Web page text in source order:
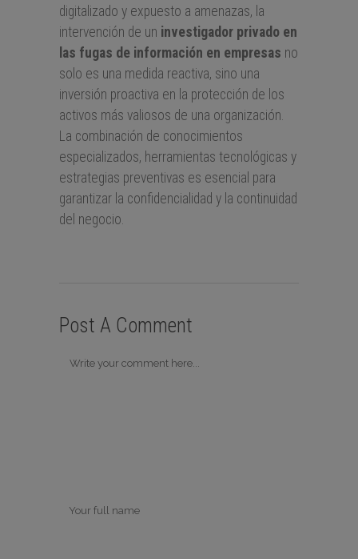
digitalizado y expuesto a amenazas, la
intervención de un investigador privado en
las fugas de información en empresas no
solo es una medida reactiva, sino una
inversión proactiva en la protección de los
activos más valiosos de una organización.
La combinación de conocimientos
especializados, herramientas tecnológicas y
estrategias preventivas es esencial para
garantizar la confidencialidad y la continuidad
del negocio.
Post A Comment